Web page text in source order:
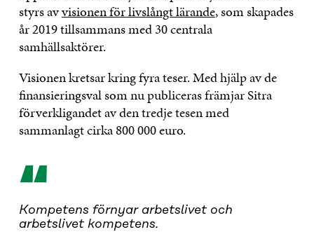
styrs avvisionen för livslångt lärande, som skapades
år 2019 tillsammans med 30 centrala
samhällsaktörer.
Visionen kretsar kring fyra teser. Med hjälp av de
finansieringsval som nu publiceras främjar Sitra
förverkligandet av den tredje tesen med
sammanlagt cirka 800 000 euro.
“
Kompetens förnyar arbetslivet och
arbetslivet kompetens.